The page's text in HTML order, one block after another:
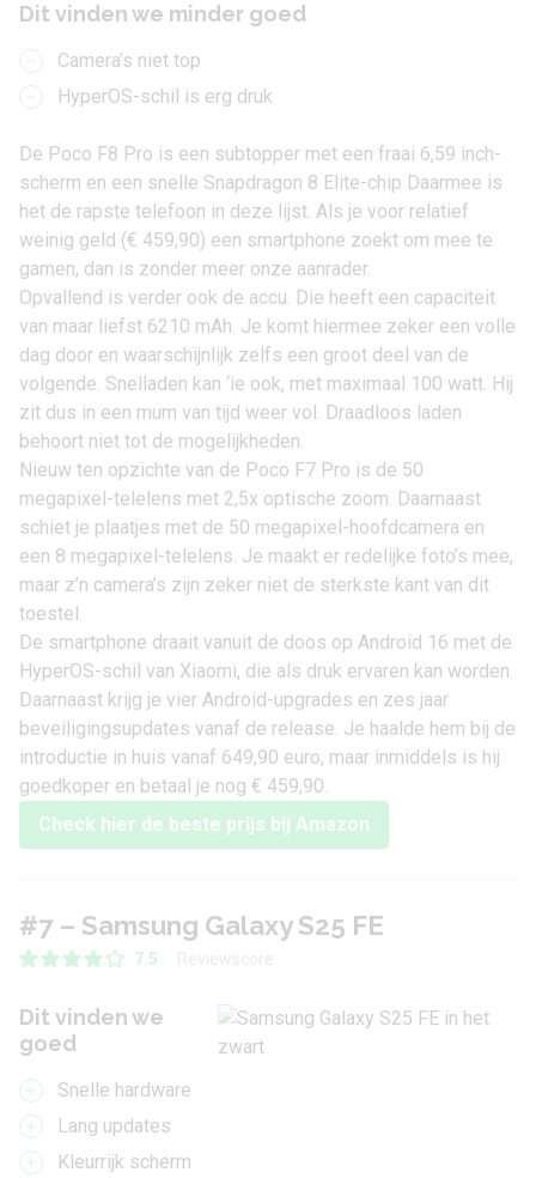
Dit vinden we minder goed
Camera’s niet top
HyperOS-schil is erg druk
De Poco F8 Pro is een subtopper met een fraai 6,59 inch-
scherm en een snelle Snapdragon 8 Elite-chip Daarmee is
het de rapste telefoon in deze lijst. Als je voor relatief
weinig geld (€ 459,90) een smartphone zoekt om mee te
gamen, dan is zonder meer onze aanrader.
Opvallend is verder ook de accu. Die heeft een capaciteit
van maar liefst 6210 mAh. Je komt hiermee zeker een volle
dag door en waarschijnlijk zelfs een groot deel van de
volgende. Snelladen kan ‘ie ook, met maximaal 100 watt. Hij
zit dus in een mum van tijd weer vol. Draadloos laden
behoort niet tot de mogelijkheden.
Nieuw ten opzichte van de Poco F7 Pro is de 50
megapixel-telelens met 2,5x optische zoom. Daarnaast
schiet je plaatjes met de 50 megapixel-hoofdcamera en
een 8 megapixel-telelens. Je maakt er redelijke foto’s mee,
maar z’n camera’s zijn zeker niet de sterkste kant van dit
toestel.
De smartphone draait vanuit de doos op Android 16 met de
HyperOS-schil van Xiaomi, die als druk ervaren kan worden.
Daarnaast krijg je vier Android-upgrades en zes jaar
beveiligingsupdates vanaf de release. Je haalde hem bij de
introductie in huis vanaf 649,90 euro, maar inmiddels is hij
goedkoper en betaal je nog € 459,90.
Check hier de beste prijs bij Amazon
#7 – Samsung Galaxy S25 FE
7.5
Dit vinden we
goed
Snelle hardware
Lang updates
Kleurrijk scherm